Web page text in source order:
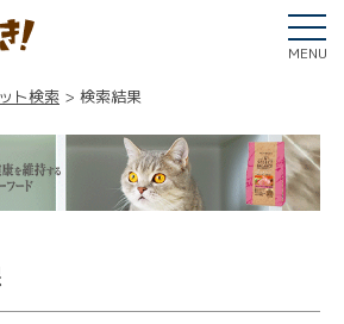
MENU
ト検索 検索結果